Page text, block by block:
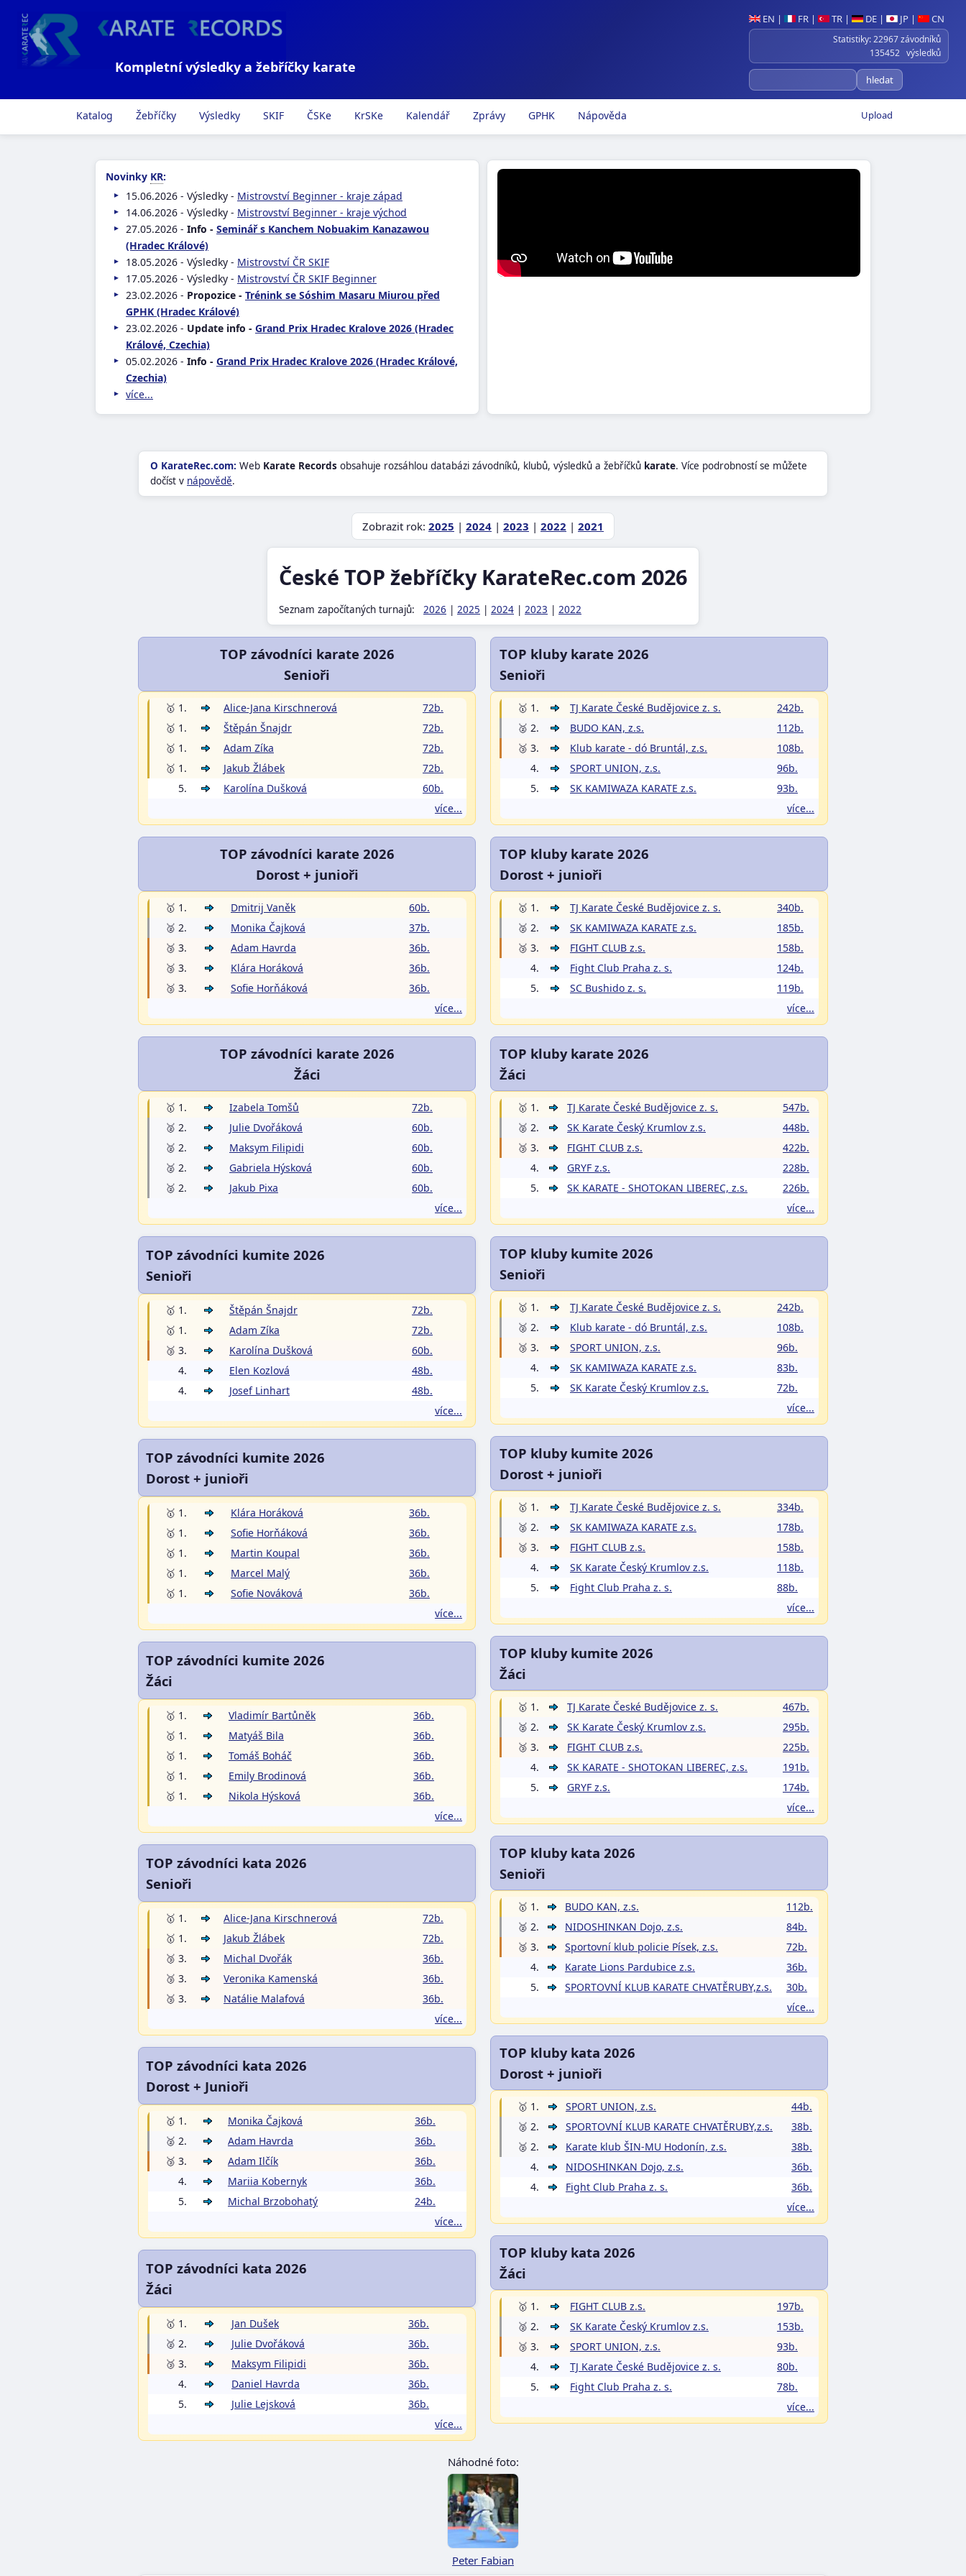
EN | FR | TR | DE | JP | CN
Statistiky: 22967 závodníků
135452 výsledků
Kompletní výsledky a žebříčky karate
Upload
Katalog Žebříčky Výsledky SKIF ČSKe KrSKe Kalendář Zprávy GPHK Nápověda
Novinky KR:
15.06.2026 - Výsledky - Mistrovství Beginner - kraje západ
14.06.2026 - Výsledky - Mistrovství Beginner - kraje východ
27.05.2026 - Info - Seminář s Kanchem Nobuakim Kanazawou
(Hradec Králové)
18.05.2026 - Výsledky - Mistrovství ČR SKIF
17.05.2026 - Výsledky - Mistrovství ČR SKIF Beginner
23.02.2026 - Propozice - Trénink se Sóshim Masaru Miurou před
GPHK (Hradec Králové)
23.02.2026 - Update info - Grand Prix Hradec Kralove 2026 (Hradec
Králové, Czechia)
05.02.2026 - Info - Grand Prix Hradec Kralove 2026 (Hradec Králové,
Czechia)
více...
O KarateRec.com: Web Karate Records obsahuje rozsáhlou databázi závodníků, klubů, výsledků a žebříčků karate. Více podrobností se můžete
dočíst v nápovědě.
Zobrazit rok: 2025 | 2024 | 2023 | 2022 | 2021
České TOP žebříčky KarateRec.com 2026
Seznam započítaných turnajů: 2026 | 2025 | 2024 | 2023 | 2022
TOP kluby karate 2026
Senioři
🥇 1. TJ Karate České Budějovice z. s.
242b.
🥈 2.
BUDO KAN, z.s.
112b.
🥉 3.
Klub karate - dó Bruntál, z.s.
108b.
4.
SPORT UNION, z.s.
96b.
5.
SK KAMIWAZA KARATE z.s.
93b.
více...
TOP kluby karate 2026
Dorost + junioři
🥇 1. TJ Karate České Budějovice z. s.
340b.
🥈 2.
SK KAMIWAZA KARATE z.s.
185b.
🥉 3.
FIGHT CLUB z.s.
158b.
4.
Fight Club Praha z. s.
124b.
5.
SC Bushido z. s.
119b.
více...
TOP kluby karate 2026
Žáci
🥇 1. TJ Karate České Budějovice z. s.
547b.
🥈 2.
SK Karate Český Krumlov z.s.
448b.
🥉 3.
FIGHT CLUB z.s.
422b.
4.
GRYF z.s.
228b.
5.
SK KARATE - SHOTOKAN LIBEREC, z.s.
226b.
více...
TOP kluby kumite 2026
Senioři
🥇 1. TJ Karate České Budějovice z. s.
242b.
🥈 2.
Klub karate - dó Bruntál, z.s.
108b.
🥉 3.
SPORT UNION, z.s.
96b.
4.
SK KAMIWAZA KARATE z.s.
83b.
5.
SK Karate Český Krumlov z.s.
72b.
více...
TOP kluby kumite 2026
Dorost + junioři
🥇 1. TJ Karate České Budějovice z. s.
334b.
🥈 2.
SK KAMIWAZA KARATE z.s.
178b.
🥉 3.
FIGHT CLUB z.s.
158b.
4.
SK Karate Český Krumlov z.s.
118b.
5.
Fight Club Praha z. s.
88b.
více...
TOP kluby kumite 2026
Žáci
🥇 1. TJ Karate České Budějovice z. s.
467b.
🥈 2.
SK Karate Český Krumlov z.s.
295b.
🥉 3.
FIGHT CLUB z.s.
225b.
4.
SK KARATE - SHOTOKAN LIBEREC, z.s.
191b.
5.
GRYF z.s.
174b.
více...
TOP kluby kata 2026
Senioři
🥇 1. BUDO KAN, z.s.
112b.
🥈 2.
NIDOSHINKAN Dojo, z.s.
84b.
🥉 3.
Sportovní klub policie Písek, z.s.
72b.
4.
Karate Lions Pardubice z.s.
36b.
5.
SPORTOVNÍ KLUB KARATE CHVATĚRUBY,z.s.
30b.
více...
TOP kluby kata 2026
Dorost + junioři
🥇 1. SPORT UNION, z.s.
44b.
🥈 2.
SPORTOVNÍ KLUB KARATE CHVATĚRUBY,z.s.
38b.
🥈 2.
Karate klub ŠIN-MU Hodonín, z.s.
38b.
4.
NIDOSHINKAN Dojo, z.s.
36b.
4.
Fight Club Praha z. s.
36b.
více...
TOP kluby kata 2026
Žáci
🥇 1. FIGHT CLUB z.s.
197b.
🥈 2.
SK Karate Český Krumlov z.s.
153b.
🥉 3.
SPORT UNION, z.s.
93b.
4.
TJ Karate České Budějovice z. s.
80b.
5.
Fight Club Praha z. s.
78b.
více...
TOP závodníci karate 2026
Senioři
🥇 1. Alice-Jana Kirschnerová
72b.
🥇 1.
Štěpán Šnajdr
72b.
🥇 1.
Adam Zíka
72b.
🥇 1.
Jakub Žlábek
72b.
5.
Karolína Dušková
60b.
více...
TOP závodníci karate 2026
Dorost + junioři
🥇 1. Dmitrij Vaněk
60b.
🥈 2.
Monika Čajková
37b.
🥉 3.
Adam Havrda
36b.
🥉 3.
Klára Horáková
36b.
🥉 3.
Sofie Horňáková
36b.
více...
TOP závodníci karate 2026
Žáci
🥇 1. Izabela Tomšů
72b.
🥈 2.
Julie Dvořáková
60b.
🥈 2.
Maksym Filipidi
60b.
🥈 2.
Gabriela Hýsková
60b.
🥈 2.
Jakub Pixa
60b.
více...
TOP závodníci kumite 2026
Senioři
🥇 1. Štěpán Šnajdr
72b.
🥇 1.
Adam Zíka
72b.
🥉 3.
Karolína Dušková
60b.
4.
Elen Kozlová
48b.
4.
Josef Linhart
48b.
více...
TOP závodníci kumite 2026
Dorost + junioři
🥇 1. Klára Horáková
36b.
🥇 1.
Sofie Horňáková
36b.
🥇 1.
Martin Koupal
36b.
🥇 1.
Marcel Malý
36b.
🥇 1.
Sofie Nováková
36b.
více...
TOP závodníci kumite 2026
Žáci
🥇 1. Vladimír Bartůněk
36b.
🥇 1.
Matyáš Bila
36b.
🥇 1.
Tomáš Boháč
36b.
🥇 1.
Emily Brodinová
36b.
🥇 1.
Nikola Hýsková
36b.
více...
TOP závodníci kata 2026
Senioři
🥇 1. Alice-Jana Kirschnerová
72b.
🥇 1.
Jakub Žlábek
72b.
🥉 3.
Michal Dvořák
36b.
🥉 3.
Veronika Kamenská
36b.
🥉 3.
Natálie Malafová
36b.
více...
TOP závodníci kata 2026
Dorost + Junioři
🥇 1. Monika Čajková
36b.
🥈 2.
Adam Havrda
36b.
🥉 3.
Adam Ilčík
36b.
4.
Mariia Kobernyk
36b.
5.
Michal Brzobohatý
24b.
více...
TOP závodníci kata 2026
Žáci
🥇 1. Jan Dušek
36b.
🥈 2.
Julie Dvořáková
36b.
🥉 3.
Maksym Filipidi
36b.
4.
Daniel Havrda
36b.
5.
Julie Lejsková
36b.
více...
Náhodné foto:
Peter Fabian